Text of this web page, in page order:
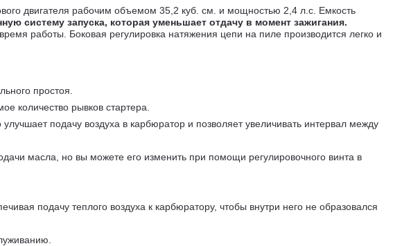
двигателя рабочим объемом 35,2 куб. см. и мощностью 2,4 л.с. Емкость
систему запуска, которая уменьшает отдачу в момент зажигания.
работы. Боковая регулировка натяжения цепи на пиле производится легко и
простоя.
количество рывков стартера.
подачу воздуха в карбюратор и позволяет увеличивать интервал между
масла, но вы можете его изменить при помощи регулировочного винта в
подачу теплого воздуха к карбюратору, чтобы внутри него не образовался